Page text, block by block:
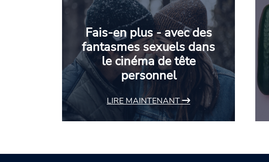
Fais-en plus - avec des
fantasmes sexuels dans
le cinéma de tête
personnel
LIRE MAINTENANT